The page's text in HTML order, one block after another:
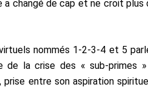
changé de cap et ne croit plus
nommés 1-2-3-4 et 5
de la crise des « sub-primes
entre son aspiration